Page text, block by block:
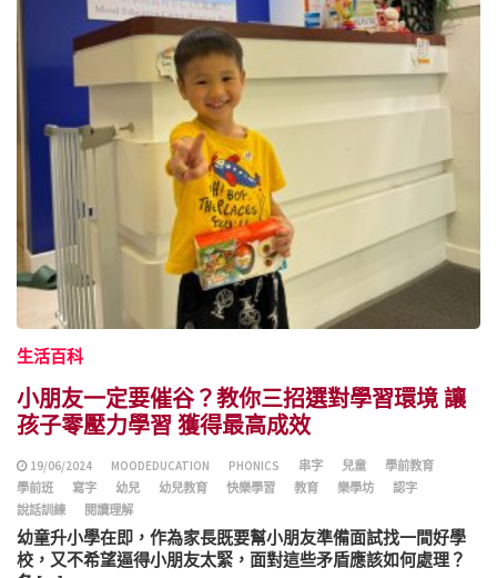
生活百科
小朋友一定要催谷？教你三招選對學習環境 讓
孩子零壓力學習 獲得最高成效
19/06/2024 MOODEDUCATION PHONICS 串字 兒童
學前教育
學前班
寫字 幼兒 幼兒教育 快樂學習 教育 樂學坊
認字
說話訓練
閱讀理解
幼童升小學在即，作為家長既要幫小朋友準備面試找一間好學
校，又不希望逼得小朋友太緊，面對這些矛盾應該如何處理？